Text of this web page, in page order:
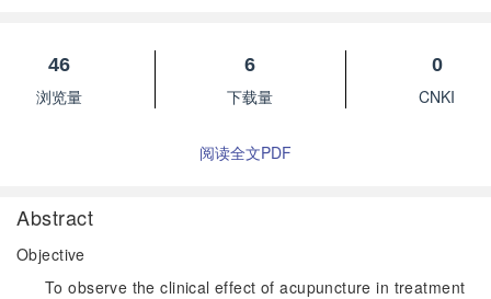
46
浏览量
6
下载量
0
CNKI
阅读全文PDF
Abstract
Objective
To observe the clinical effect of acupuncture in treatment